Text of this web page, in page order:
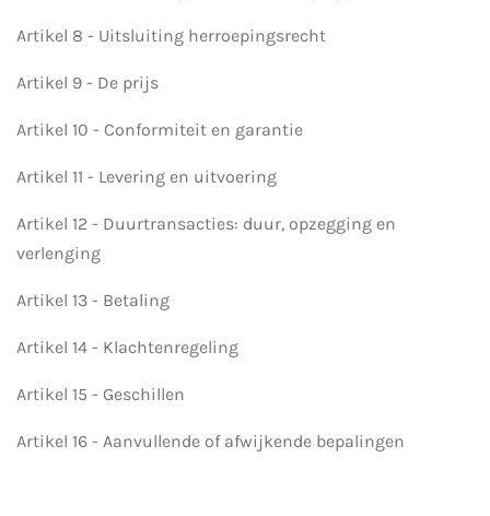
Artikel 8 - Uitsluiting herroepingsrecht
Artikel 9 - De prijs
Artikel 10 - Conformiteit en garantie
Artikel 11 - Levering en uitvoering
Artikel 12 - Duurtransacties: duur, opzegging en
verlenging
Artikel 13 - Betaling
Artikel 14 - Klachtenregeling
Artikel 15 - Geschillen
Artikel 16 - Aanvullende of afwijkende bepalingen